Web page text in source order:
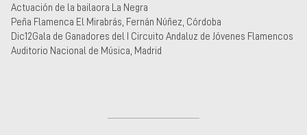
Actuación de la bailaora La Negra
Peña Flamenca El Mirabrás, Fernán Núñez, Córdoba
Dic12Gala de Ganadores del I Circuito Andaluz de Jóvenes Flamencos
Auditorio Nacional de Música, Madrid